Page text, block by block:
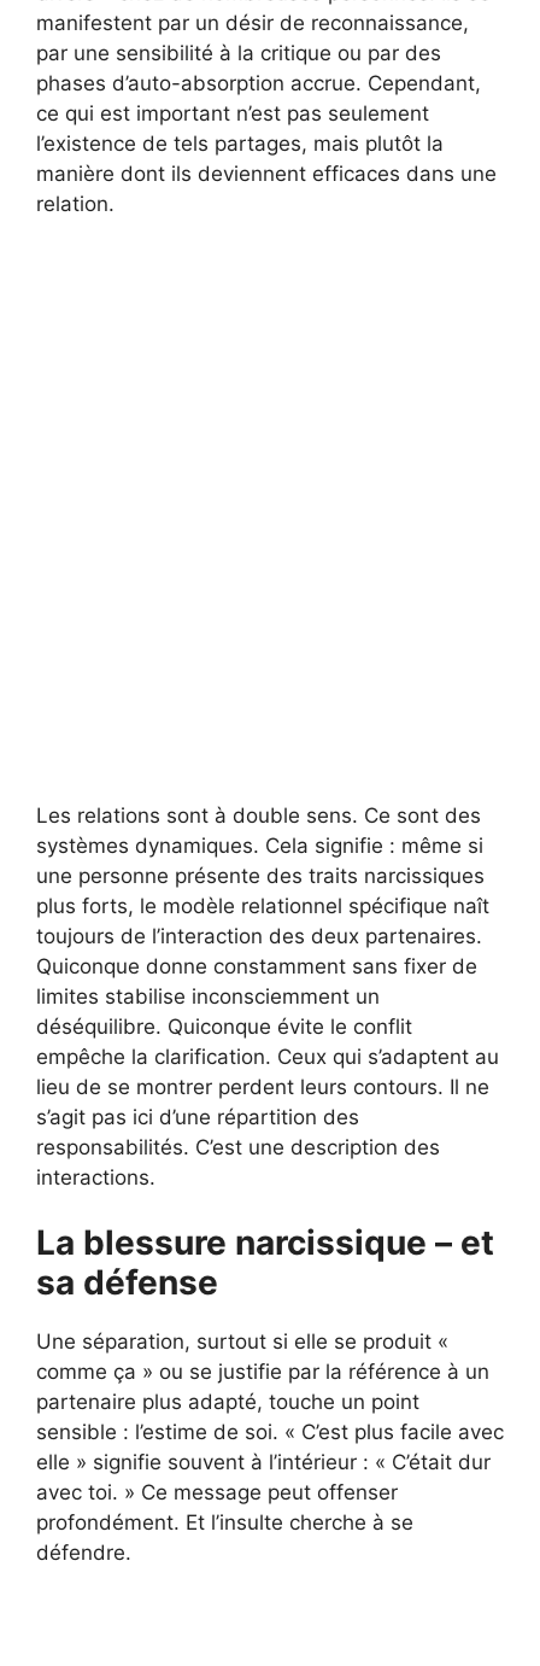
manifestent par un désir de reconnaissance,
par une sensibilité à la critique ou par des
phases d’auto-absorption accrue. Cependant,
ce qui est important n’est pas seulement
l’existence de tels partages, mais plutôt la
manière dont ils deviennent efficaces dans une
relation.
Les relations sont à double sens. Ce sont des
systèmes dynamiques. Cela signifie : même si
une personne présente des traits narcissiques
plus forts, le modèle relationnel spécifique naît
toujours de l’interaction des deux partenaires.
Quiconque donne constamment sans fixer de
limites stabilise inconsciemment un
déséquilibre. Quiconque évite le conflit
empêche la clarification. Ceux qui s’adaptent au
lieu de se montrer perdent leurs contours. Il ne
s’agit pas ici d’une répartition des
responsabilités. C’est une description des
interactions.
La blessure narcissique – et
sa défense
Une séparation, surtout si elle se produit «
comme ça » ou se justifie par la référence à un
partenaire plus adapté, touche un point
sensible : l’estime de soi. « C’est plus facile avec
elle » signifie souvent à l’intérieur : « C’était dur
avec toi. » Ce message peut offenser
profondément. Et l’insulte cherche à se
défendre.